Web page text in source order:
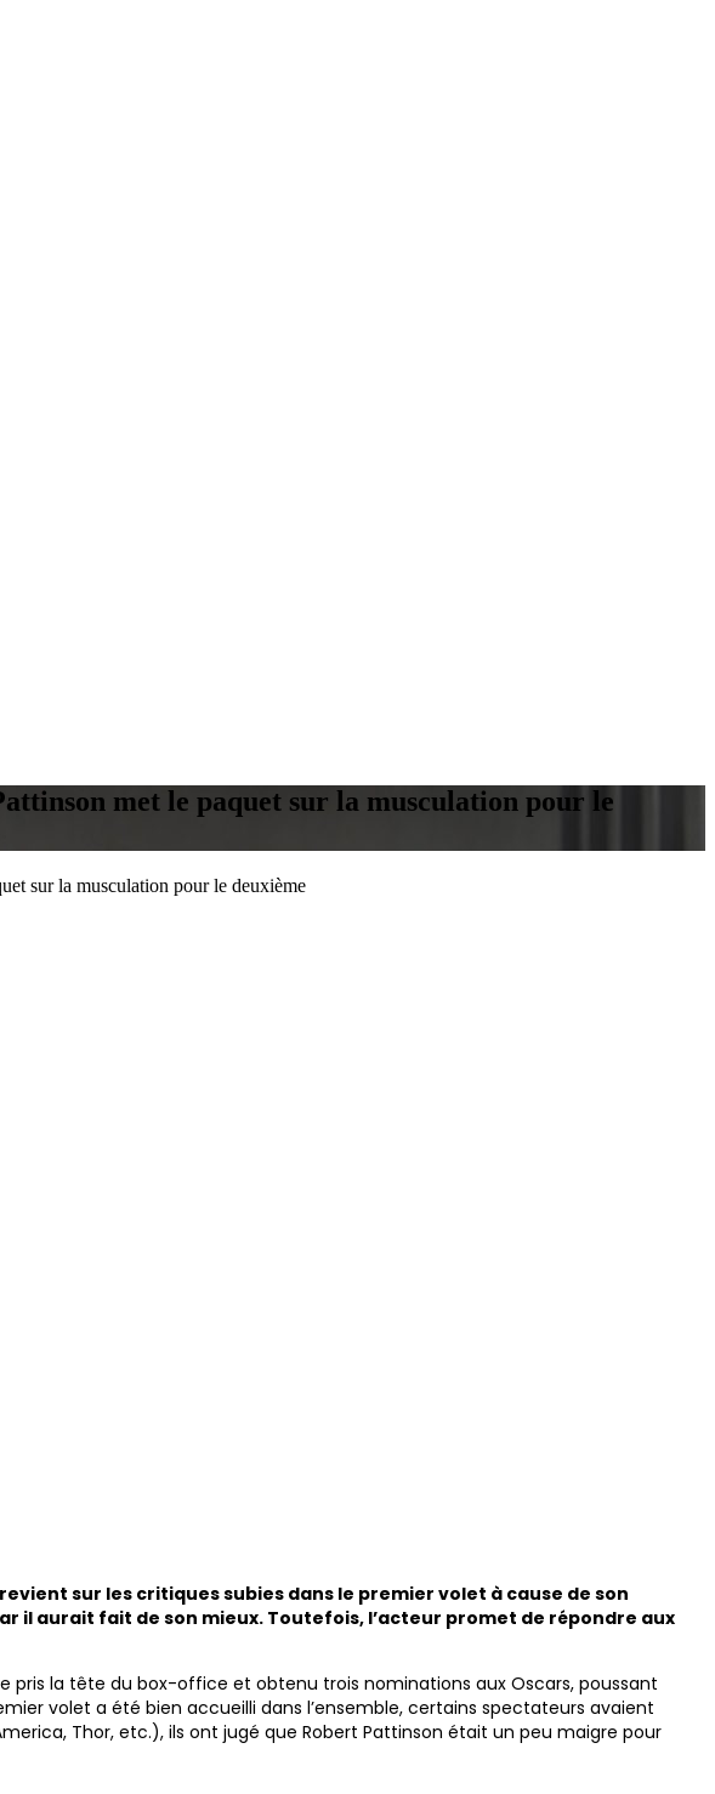
met le paquet sur la musculation pour le
sur la musculation pour le deuxième
sur les critiques subies dans le premier volet à cause de son
il aurait fait de son mieux. Toutefois, l’acteur promet de répondre aux
pris la tête du box-office et obtenu trois nominations aux Oscars, poussant
volet a été bien accueilli dans l’ensemble, certains spectateurs avaient
Thor, etc.), ils ont jugé que Robert Pattinson était un peu maigre pour